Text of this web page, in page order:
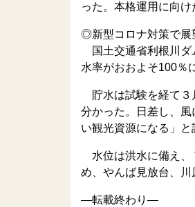
った。本格運用に向
◎新型コロナ対策で展
国土交通省利根川ダ
水率がおおよそ100％
貯水は試験を経て３
分かった。日差し、
い観光資源になる」と
水位は洪水に備え、
め、やんば見放台、川
—転載終わり—